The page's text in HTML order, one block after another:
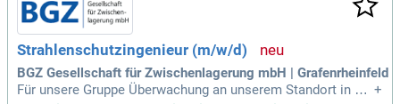
Strahlenschutzingenieur (m/w/d)
BGZ Gesellschaft für Zwischenlagerung mbH | Grafenrheinfeld
Für unsere Gruppe Überwachung an unserem Standort in Gr +